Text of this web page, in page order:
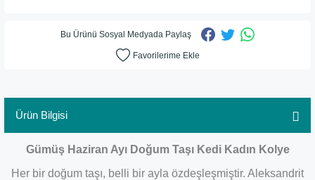
Bu Ürünü Sosyal Medyada Paylaş
Ürün Bilgisi
Gümüş Haziran Ayı Doğum Taşı Kedi Kadın Kolye
Her bir doğum taşı, belli bir ayla özdeşleşmiştir. Aleksandrit